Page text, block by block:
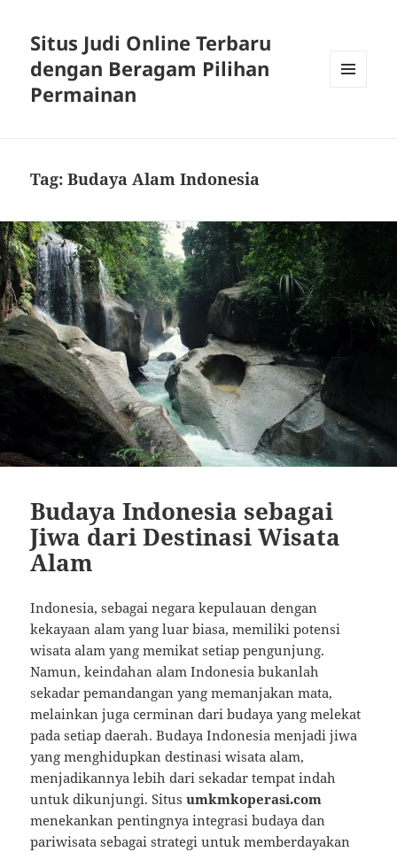
Situs Judi Online Terbaru
dengan Beragam Pilihan
Permainan
Tag:Budaya Alam Indonesia
Budaya Indonesia sebagai
Jiwa dari Destinasi Wisata
Alam
Indonesia, sebagai negara kepulauan dengan
kekayaan alam yang luar biasa, memiliki potensi
wisata alam yang memikat setiap pengunjung.
Namun, keindahan alam Indonesia bukanlah
sekadar pemandangan yang memanjakan mata,
melainkan juga cerminan dari budaya yang melekat
pada setiap daerah. Budaya Indonesia menjadi jiwa
yang menghidupkan destinasi wisata alam,
menjadikannya lebih dari sekadar tempat indah
untuk dikunjungi. Situsumkmkoperasi.com
menekankan pentingnya integrasi budaya dan
pariwisata sebagai strategi untuk memberdayakan